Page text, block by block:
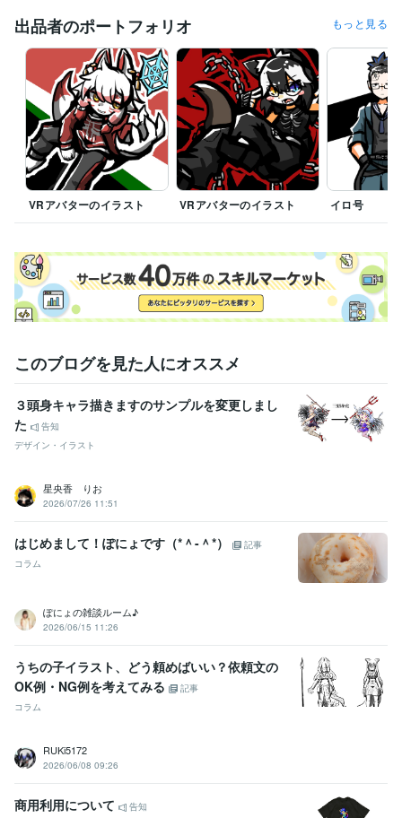
ITパスポート
普通自動車第一種運転免許 取得年 : 2020年
フォークリフト運転技能者 取得年 : 2023年
ビジネス・クリエイティブツール
Krita:6年FL Studio:6年Wix:2年Excel:8年
Google スプレッドシート:3年 Google ドキュメント:6年
PowerPoint:11年Word:13年ChatGPT:4年AviUtl:10年Live2D:0年
Audacity:6年UTAU:6年SOLIDWORKS:3年 OBS Studio:1年
得意分野
イラスト作成・漫画制作 イラスト作成 世界観構築
作曲(特にロック
やメタル系)
英語 日常会話レベル
出品者のポートフォリオ もっと見る
VRアバターのイラスト VRアバターのイラスト イロ号
このブログを見た人にオススメ
３頭身キャラ描きますのサンプルを変更しまし
た
告知
デザイン・イラスト
星央香 りお
2026/07/26 11:51
はじめまして！ぽにょです（*＾-＾*）
記事
コラム
ぽにょの雑談ルーム♪
2026/06/15 11:26
うちの子イラスト、どう頼めばいい？依頼文の
OK例・NG例を考えてみる
記事
コラム
RUKi5172
2026/06/08 09:26
商用利用について
告知